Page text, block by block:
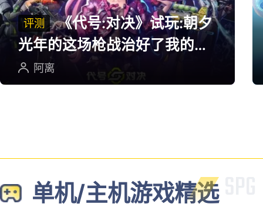
评测
《代号:对决》试玩:朝夕
光年的这场枪战治好了我的低
血压
阿离
单机/主机游戏精选